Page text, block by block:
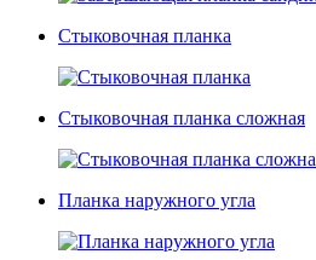
Стыковочная планка
Стыковочная планка сложная
Планка наружного угла